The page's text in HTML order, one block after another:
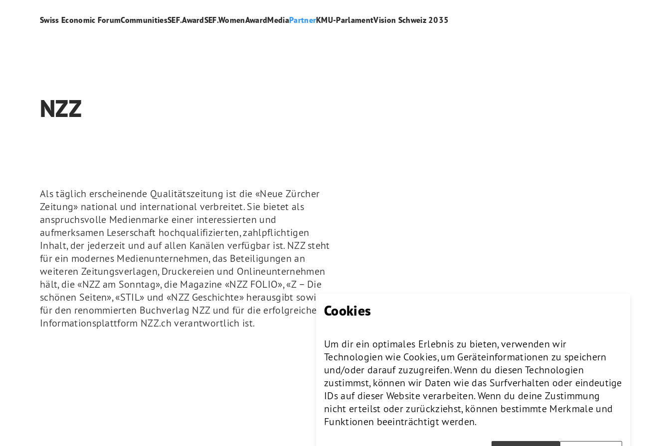
Swiss Economic ForumCommunitiesSEF.AwardSEF.WomenAwardMediaPartnerKMU-ParlamentVision Schweiz 2035
NZZ
Als täglich erscheinende Qualitätszeitung ist die «Neue Zürcher
Zeitung» national und international verbreitet. Sie bietet als
anspruchsvolle Medienmarke einer interessierten und
aufmerksamen Leserschaft hochqualifizierten, zahlpflichtigen
Inhalt, der jederzeit und auf allen Kanälen verfügbar ist. NZZ steht
für ein modernes Medienunternehmen, das Beteiligungen an
weiteren Zeitungsverlagen, Druckereien und Onlineunternehmen
hält, die «NZZ am Sonntag», die Magazine «NZZ FOLIO», «Z – Die
schönen Seiten», «STIL» und «NZZ Geschichte» herausgibt sowie
für den renommierten Buchverlag NZZ und für die erfolgreiche
Informationsplattform NZZ.ch verantwortlich ist.
Cookies
Um dir ein optimales Erlebnis zu bieten, verwenden wir
Technologien wie Cookies, um Geräteinformationen zu speichern
und/oder darauf zuzugreifen. Wenn du diesen Technologien
zustimmst, können wir Daten wie das Surfverhalten oder eindeutige
IDs auf dieser Website verarbeiten. Wenn du deine Zustimmung
nicht erteilst oder zurückziehst, können bestimmte Merkmale und
Funktionen beeinträchtigt werden.